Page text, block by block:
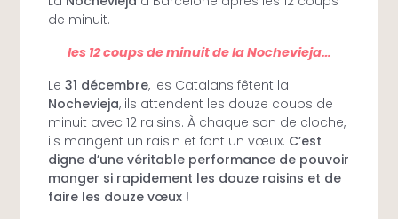
de minuit.
les 12 coups de minuit de la Nochevieja…
Le 31 décembre, les Catalans fêtent la
Nochevieja, ils attendent les douze coups de
minuit avec 12 raisins. À chaque son de cloche,
ils mangent un raisin et font un vœux. C’est
digne d’une véritable performance de pouvoir
manger si rapidement les douze raisins et de
faire les douze vœux !